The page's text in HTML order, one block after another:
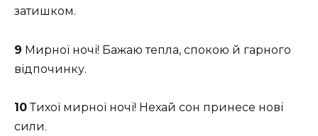
затишком.
9 Мирної ночі! Бажаю тепла, спокою й гарного
відпочинку.
10Тихої мирної ночі! Нехай сон принесе нові
сили.